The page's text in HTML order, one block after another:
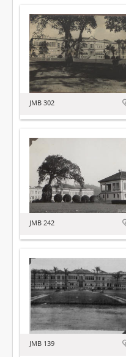
JMB 302
JMB 242
JMB 139